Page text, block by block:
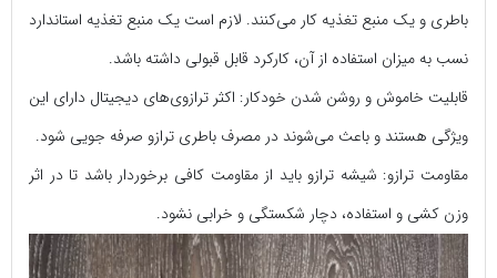
باطری و یک منبع تغذیه کار می‌کنند.‌ لازم است یک منبع تغذیه استاندارد
نسب به میزان استفاده از آن، کارکرد قابل قبولی داشته باشد.
قابلیت خاموش و روشن شدن خودکار: اکثر ترازوی‌های دیجیتال دارای این
ویژگی هستند و باعث می‌شوند در مصرف باطری ترازو صرفه جویی شود.
مقاومت ترازو: شیشه ترازو باید از مقاومت کافی برخوردار باشد تا در اثر
وزن کشی و استفاده، دچار شکستگی و خرابی نشود.